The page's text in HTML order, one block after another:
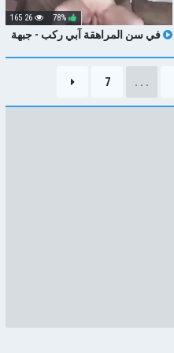
في سن المراهقة آبي ركب - جبهة
مورو الإسلامية أخذ الديك في بلدها
78%
26 165
. . .
7